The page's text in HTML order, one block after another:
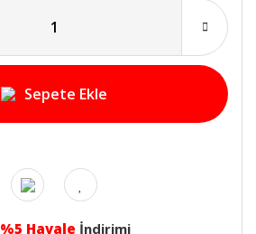
Sepete Ekle
%5 Havale İndirimi